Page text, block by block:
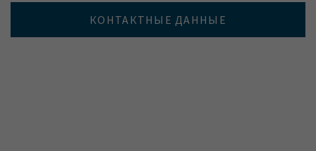
КОНТАКТНЫЕ ДАННЫЕ